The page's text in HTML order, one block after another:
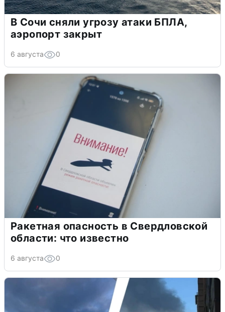
В Сочи сняли угрозу атаки БПЛА,
аэропорт закрыт
6 августа 0
Ракетная опасность в Свердловской
области: что известно
6 августа 0